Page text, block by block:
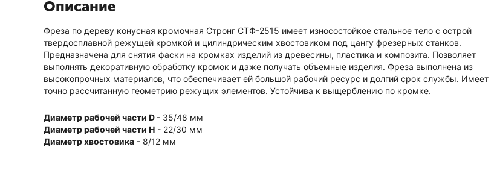
Описание
Фреза по дереву конусная кромочная Стронг CTФ-2515 имеет износостойкое стальное тело с острой
твердосплавной режущей кромкой и цилиндрическим хвостовиком под цангу фрезерных станков.
Предназначена для снятия фаски на кромках изделий из древесины, пластика и композита. Позволяет
выполнять декоративную обработку кромок и даже получать объемные изделия. Фреза выполнена из
высокопрочных материалов, что обеспечивает ей большой рабочий ресурс и долгий срок службы. Имеет
точно рассчитанную геометрию режущих элементов. Устойчива к выщерблению по кромке.
Диаметр рабочей части D - 35/48 мм
Диаметр рабочей части H - 22/30 мм
Диаметр хвостовика - 8/12 мм